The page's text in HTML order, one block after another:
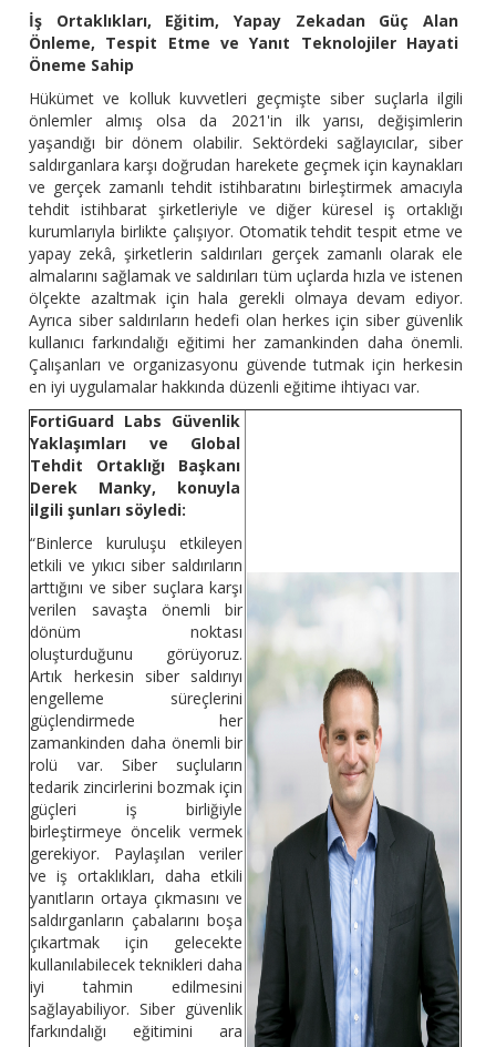
İş Ortaklıkları, Eğitim, Yapay Zekadan Güç Alan
Önleme, Tespit Etme ve Yanıt Teknolojiler Hayati
Öneme Sahip
Hükümet ve kolluk kuvvetleri geçmişte siber suçlarla ilgili
önlemler almış olsa da 2021'in ilk yarısı, değişimlerin
yaşandığı bir dönem olabilir. Sektördeki sağlayıcılar, siber
saldırganlara karşı doğrudan harekete geçmek için kaynakları
ve gerçek zamanlı tehdit istihbaratını birleştirmek amacıyla
tehdit istihbarat şirketleriyle ve diğer küresel iş ortaklığı
kurumlarıyla birlikte çalışıyor. Otomatik tehdit tespit etme ve
yapay zekâ, şirketlerin saldırıları gerçek zamanlı olarak ele
almalarını sağlamak ve saldırıları tüm uçlarda hızla ve istenen
ölçekte azaltmak için hala gerekli olmaya devam ediyor.
Ayrıca siber saldırıların hedefi olan herkes için siber güvenlik
kullanıcı farkındalığı eğitimi her zamankinden daha önemli.
Çalışanları ve organizasyonu güvende tutmak için herkesin
en iyi uygulamalar hakkında düzenli eğitime ihtiyacı var.
FortiGuard Labs Güvenlik
Yaklaşımları ve Global
Tehdit Ortaklığı Başkanı
Derek Manky, konuyla
ilgili şunları söyledi:
“Binlerce kuruluşu etkileyen
etkili ve yıkıcı siber saldırıların
arttığını ve siber suçlara karşı
verilen savaşta önemli bir
dönüm noktası
oluşturduğunu görüyoruz.
Artık herkesin siber saldırıyı
engelleme süreçlerini
güçlendirmede her
zamankinden daha önemli bir
rolü var. Siber suçluların
tedarik zincirlerini bozmak için
güçleri iş birliğiyle
birleştirmeye öncelik vermek
gerekiyor. Paylaşılan veriler
ve iş ortaklıkları, daha etkili
yanıtların ortaya çıkmasını ve
saldırganların çabalarını boşa
çıkartmak için gelecekte
kullanılabilecek teknikleri daha
iyi tahmin edilmesini
sağlayabiliyor. Siber güvenlik
farkındalığı eğitimini ara